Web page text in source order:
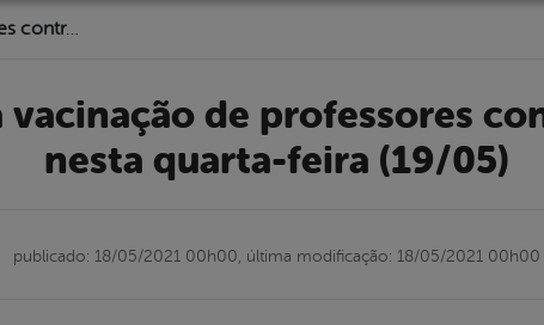
Itapetim inicia vacinação de professores contra a Covid-19 nesta quarta-feira (19/05)
nesta quarta-feira (19/05)
publicado: 18/05/2021 00h00, última modificação: 18/05/2021 00h00